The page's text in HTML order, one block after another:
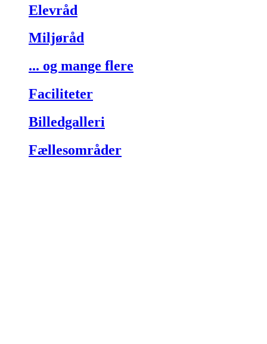
Elevråd
Miljøråd
... og mange flere
Faciliteter
Billedgalleri
Fællesområder